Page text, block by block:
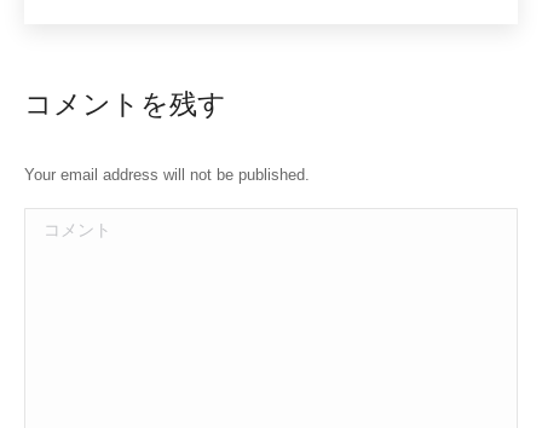
コメントを残す
Your email address will not be published.
コメント